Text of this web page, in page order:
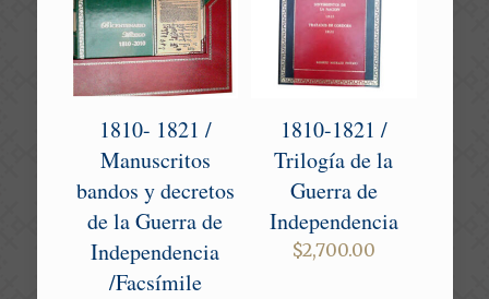
1810- 1821 /
Manuscritos
bandos y decretos
de la Guerra de
Independencia
/Facsímile
1810-1821 /
Trilogía de la
Guerra de
Independencia
$2,700.00